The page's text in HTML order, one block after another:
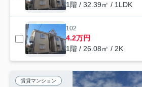
1階 / 32.39㎡ / 1LDK
102
4.2万円
1階 / 26.08㎡ / 2K
賃貸マンション